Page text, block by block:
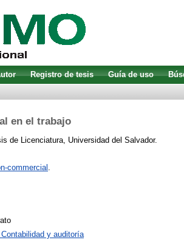
Registro de tesis Guía de uso
en el trabajo
de Licenciatura, Universidad del Salvador.
commercial .
y auditoría